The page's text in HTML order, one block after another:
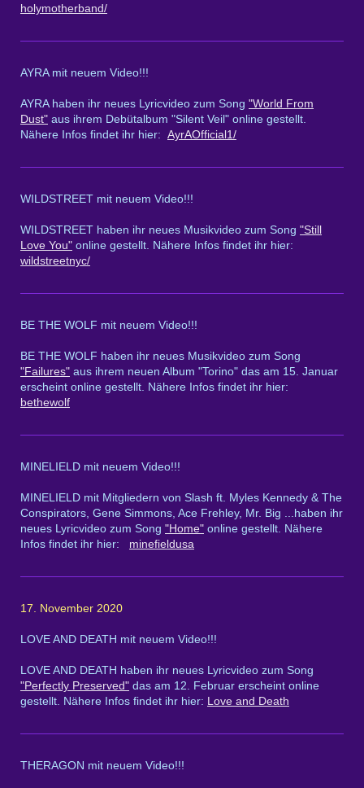
holymotherband/
AYRA mit neuem Video!!!
AYRA haben ihr neues Lyricvideo zum Song "World From
Dust" aus ihrem Debütalbum "Silent Veil" online gestellt.
Nähere Infos findet ihr hier: AyrAOfficial1/
WILDSTREET mit neuem Video!!!
WILDSTREET haben ihr neues Musikvideo zum Song "Still
Love You" online gestellt. Nähere Infos findet ihr hier:
wildstreetnyc/
BE THE WOLF mit neuem Video!!!
BE THE WOLF haben ihr neues Musikvideo zum Song
"Failures" aus ihrem neuen Album "Torino" das am 15. Januar
erscheint online gestellt. Nähere Infos findet ihr hier:
bethewolf
MINELIELD mit neuem Video!!!
MINELIELD mit Mitgliedern von Slash ft. Myles Kennedy & The
Conspirators, Gene Simmons, Ace Frehley, Mr. Big ...haben ihr
neues Lyricvideo zum Song "Home" online gestellt. Nähere
Infos findet ihr hier:
minefieldusa
17. November 2020
LOVE AND DEATH mit neuem Video!!!
LOVE AND DEATH haben ihr neues Lyricvideo zum Song
"Perfectly Preserved" das am 12. Februar erscheint online
gestellt. Nähere Infos findet ihr hier: Love and Death
THERAGON mit neuem Video!!!